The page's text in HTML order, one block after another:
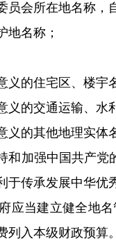
会所在地名称，
名称；
的住宅区、楼宇
的交通运输、水
的其他地理实体
和加强中国共产党
于传承发展中华优
应当建立健全地
列入本级财政预算